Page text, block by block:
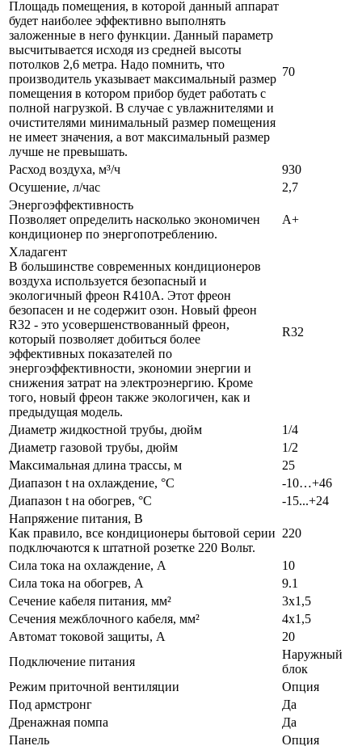
Площадь помещения, в которой данный аппарат
будет наиболее эффективно выполнять
заложенные в него функции. Данный параметр
высчитывается исходя из средней высоты
потолков 2,6 метра. Надо помнить, что
производитель указывает максимальный размер
помещения в котором прибор будет работать с
полной нагрузкой. В случае с увлажнителями и
очистителями минимальный размер помещения
не имеет значения, а вот максимальный размер
лучше не превышать.
70
Расход воздуха, м³/ч
930
Осушение, л/час
2,7
Энергоэффективность
Позволяет определить насколько экономичен
кондиционер по энергопотреблению.
A+
Хладагент
В большинстве современных кондиционеров
воздуха используется безопасный и
экологичный фреон R410A. Этот фреон
безопасен и не содержит озон. Новый фреон
R32 - это усовершенствованный фреон,
который позволяет добиться более
эффективных показателей по
энергоэффективности, экономии энергии и
снижения затрат на электроэнергию. Кроме
того, новый фреон также экологичен, как и
предыдущая модель.
R32
Диаметр жидкостной трубы, дюйм
1/4
Диаметр газовой трубы, дюйм
1/2
Максимальная длина трассы, м
25
Диапазон t на охлаждение, °С
-10…+46
Диапазон t на обогрев, °С
-15...+24
Напряжение питания, В
Как правило, все кондиционеры бытовой серии
подключаются к штатной розетке 220 Вольт.
220
Сила тока на охлаждение, А
10
Сила тока на обогрев, А
9.1
Сечение кабеля питания, мм²
3x1,5
Сечения межблочного кабеля, мм²
4x1,5
Автомат токовой защиты, A
20
Подключение питания
Наружный
блок
Режим приточной вентиляции
Опция
Под армстронг
Да
Дренажная помпа
Да
Панель
Опция